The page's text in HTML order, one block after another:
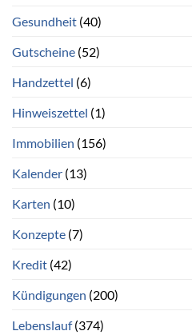
Gesundheit (40)
Gutscheine (52)
Handzettel (6)
Hinweiszettel (1)
Immobilien (156)
Kalender (13)
Karten (10)
Konzepte (7)
Kredit (42)
Kündigungen (200)
Lebenslauf(374)